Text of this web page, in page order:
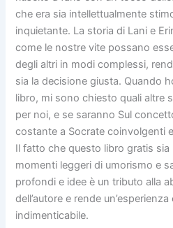
che era sia intellettualmente
inquietante. La storia di Lani e
come le nostre vite possano
degli altri in modi complessi,
sia la decisione giusta. Quando
libro, mi sono chiesto quali altre
per noi, e se saranno Sul
costante a Socrate coinvolgenti
Il fatto che questo libro gratis
momenti leggeri di umorismo e
profondi e idee è un tributo alla
dell’autore e rende
indimenticabile.